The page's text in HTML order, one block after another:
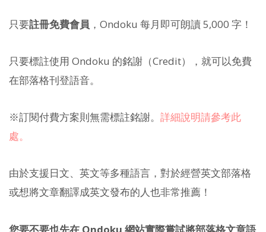
只要註冊免費會員 ，Ondoku 每月即可朗讀 5,000 字！
只要標註使用 Ondoku 的銘謝（Credit），就可以免費
在部落格刊登語音。
※訂閱付費方案則無需標註銘謝。 詳細說明請參考此
處。
由於支援日文、英文等多種語言，對於經營英文部落格
或想將文章翻譯成英文發布的人也非常推薦！
您要不要也先在 Ondoku 網站實際嘗試將部落格文章語